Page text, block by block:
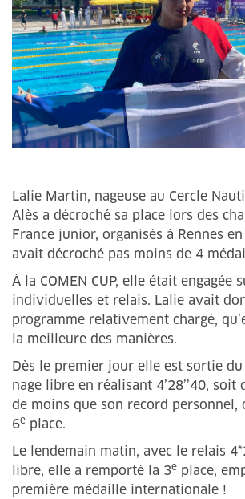
Lalie Martin, nageuse au Cercle
Alès a décroché sa place lors des
France junior, organisés à Rennes
avait décroché pas moins de 4
À la COMEN CUP, elle était engagée
individuelles et relais. Lalie avait
programme relativement chargé,
la meilleure des manières.
Dès le premier jour elle est sortie
nage libre en réalisant 4’28’’40, soit
de moins que son record personnel,
6e place.
Le lendemain matin, avec le relais
libre, elle a remporté la 3e place,
première médaille internationale !